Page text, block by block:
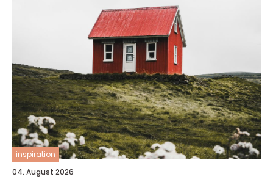
inspiration
04. August 2026